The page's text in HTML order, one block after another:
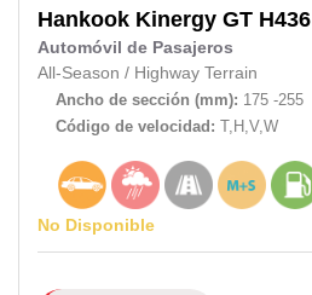
Hankook Kinergy GT H436
Automóvil de Pasajeros
All-Season / Highway Terrain
Ancho de sección (mm): 175 -255
Código de velocidad: T,H,V,W
No Disponible